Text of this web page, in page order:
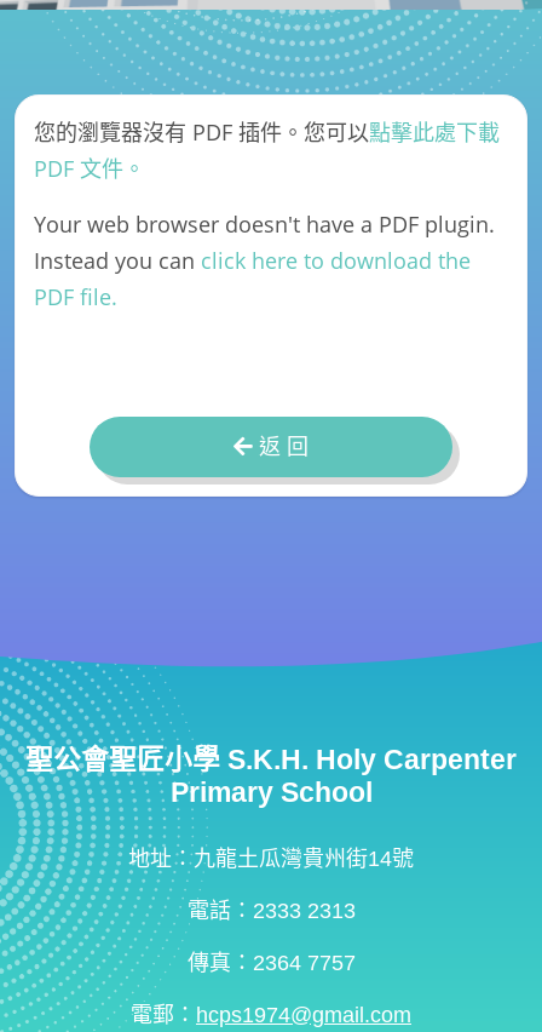
您的瀏覽器沒有 PDF 插件。您可以點擊此處下載
PDF 文件。
Your web browser doesn't have a PDF plugin.
Instead you can click here to download the
PDF file.
返 回
聖公會聖匠小學 S.K.H. Holy Carpenter
Primary School
地址：九龍土瓜灣貴州街14號
電話：2333 2313
傳真：2364 7757
電郵： hcps1974@gmail.com